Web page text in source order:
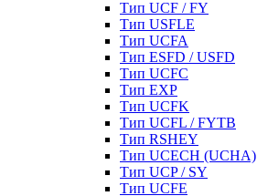
Тип UCF / FY
Тип USFLE
Тип UCFA
Тип ESFD / USFD
Тип UCFC
Тип EXP
Тип UCFK
Тип UCFL / FYTB
Тип RSHEY
Тип UCECH (UCHA)
Тип UCP / SY
Тип UCFE